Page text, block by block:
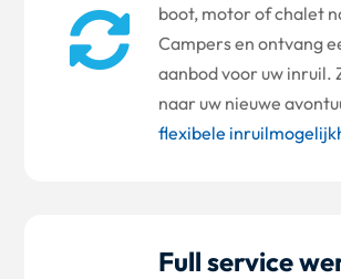

boot, motor of chalet
Campers en ontvang
aanbod voor uw inruil.
naar uw nieuwe
flexibele
Full service